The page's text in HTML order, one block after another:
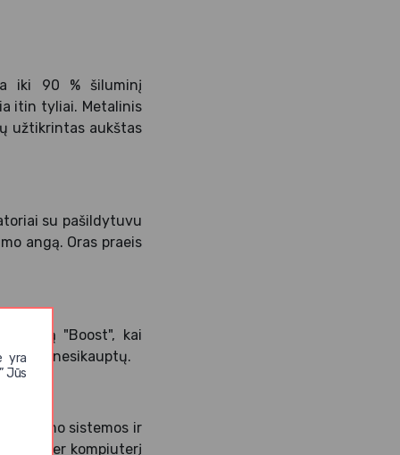
yra
Jūs
iki 90 % šiluminį
itin tyliai. Metalinis
užtikrintas aukštas
su pašildytuvu
angą. Oras praeis
režimą "Boost", kai
ir ji nesikauptų.
valdymo sistemos ir
per kompiuterį